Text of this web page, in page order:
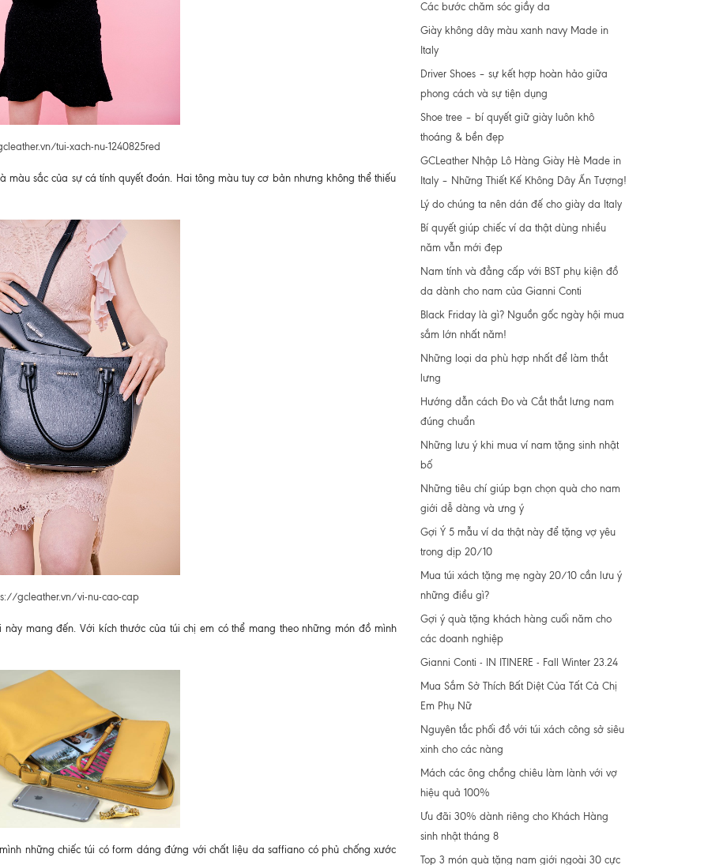
tui-xach-nu-1240825red
sắc của sự cá tính quyết đoán. Hai tông màu tuy cơ bản nhưng không thể thiếu
gcleather.vn/vi-nu-cao-cap
mang đến. Với kích thước của túi chị em có thể mang theo những món đồ mình
những chiếc túi có form dáng đứng với chất liệu da saffiano có phủ chống xước
Các bước chăm sóc giầy da
Giày không dây màu xanh navy Made in
Italy
Driver Shoes – sự kết hợp hoàn hảo giữa
phong cách và sự tiện dụng
Shoe tree – bí quyết giữ giày luôn khô
thoáng & bền đẹp
GCLeather Nhập Lô Hàng Giày Hè Made in
Italy – Những Thiết Kế Không Dây Ấn Tượng!
Lý do chúng ta nên dán đế cho giày da Italy
Bí quyết giúp chiếc ví da thật dùng nhiều
năm vẫn mới đẹp
Nam tính và đẳng cấp với BST phụ kiện đồ
da dành cho nam của Gianni Conti
Black Friday là gì? Nguồn gốc ngày hội mua
sắm lớn nhất năm!
Những loại da phù hợp nhất để làm thắt
lưng
Hướng dẫn cách Đo và Cắt thắt lưng nam
đúng chuẩn
Những lưu ý khi mua ví nam tặng sinh nhật
bố
Những tiêu chí giúp bạn chọn quà cho nam
giới dễ dàng và ưng ý
Gợi Ý 5 mẫu ví da thật này để tặng vợ yêu
trong dịp 20/10
Mua túi xách tặng mẹ ngày 20/10 cần lưu ý
những điều gì?
Gợi ý quà tặng khách hàng cuối năm cho
các doanh nghiệp
Gianni Conti - IN ITINERE - Fall Winter 23.24
Mua Sắm Sở Thích Bất Diệt Của Tất Cả Chị
Em Phụ Nữ
Nguyên tắc phối đồ với túi xách công sở siêu
xinh cho các nàng
Mách các ông chồng chiêu làm lành với vợ
hiệu quả 100%
Ưu đãi 30% dành riêng cho Khách Hàng
sinh nhật tháng 8
Top 3 món quà tặng nam giới ngoài 30 cực